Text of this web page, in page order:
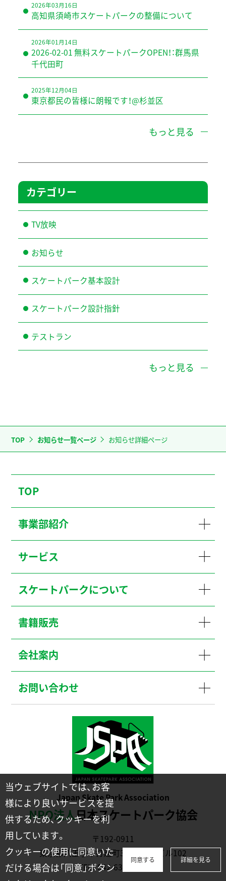
2026年03月16日
高知県須崎市スケートパークの整備について
2026年01月14日
2026-02-01 無料スケートパークOPEN！：群馬県
千代田町
2025年12月04日
東京都民の皆様に朗報です！@杉並区
もっと見る
カテゴリー
TV放映
お知らせ
スケートパーク基本設計
スケートパーク設計指針
テストラン
もっと見る
TOP お知らせ一覧ページ お知らせ詳細ページ
Japan Skate Park Association
NPO法人日本スケートパーク協会
〒192-0911
東京都八王子市打越町331-2川幡ビル102
TEL：042-635-1231
TOP
事業部紹介
サービス
スケートパークについて
書籍販売
会社案内
お問い合わせ
当ウェブサイトでは、お客
様により良いサービスを提
供するため、クッキーを利
用しています。
クッキーの使用に同意いた
だける場合は「同意」ボタン
同意する 詳細を見る